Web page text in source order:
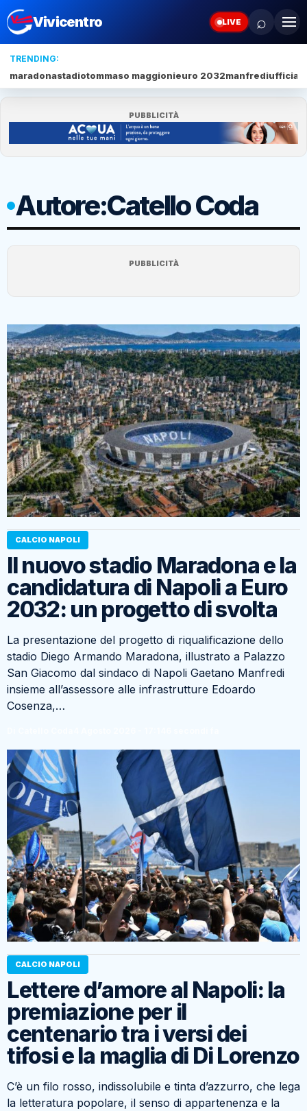
Vivicentro LIVE ⌕
TRENDING:
maradonastadiotommaso maggionieuro 2032manfrediufficiale
PUBBLICITÀ
Autore:Catello Coda
PUBBLICITÀ
CALCIO NAPOLI
Il nuovo stadio Maradona e la
candidatura di Napoli a Euro
2032: un progetto di svolta
La presentazione del progetto di riqualificazione dello
stadio Diego Armando Maradona, illustrato a Palazzo
San Giacomo dal sindaco di Napoli Gaetano Manfredi
insieme all’assessore alle infrastrutture Edoardo
Cosenza,…
CALCIO NAPOLI
Lettere d’amore al Napoli: la
premiazione per il
centenario tra i versi dei
tifosi e la maglia di Di Lorenzo
C’è un filo rosso, indissolubile e tinta d’azzurro, che lega
la letteratura popolare, il senso di appartenenza e la